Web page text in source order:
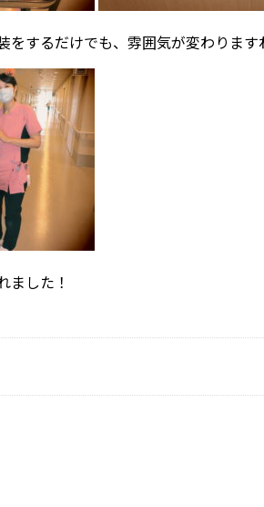
をするだけでも、雰囲気が変わります
ました！